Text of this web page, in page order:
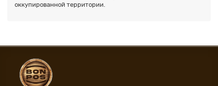
оккупированной территории.